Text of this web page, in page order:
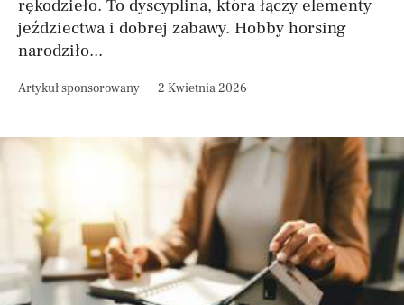
rękodzieło. To dyscyplina, która łączy elementy
jeździectwa i dobrej zabawy. Hobby horsing
narodziło...
Artykuł sponsorowany 2 Kwietnia 2026